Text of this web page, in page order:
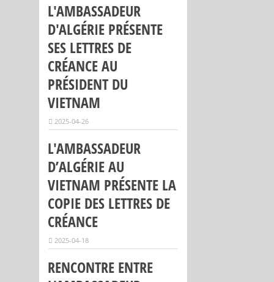
L'AMBASSADEUR
D'ALGÉRIE PRÉSENTE
SES LETTRES DE
CRÉANCE AU
PRÉSIDENT DU
VIETNAM
2025-04-26
L'AMBASSADEUR
D’ALGÉRIE AU
VIETNAM PRÉSENTE LA
COPIE DES LETTRES DE
CRÉANCE
2025-04-18
RENCONTRE ENTRE